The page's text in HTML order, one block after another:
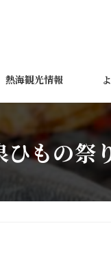
熱海観光情報
もの祭